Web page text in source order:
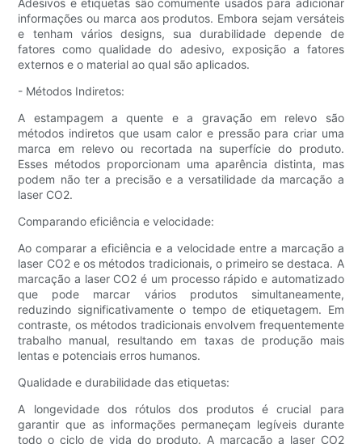
Adesivos e etiquetas são comumente usados ​​para adicionar
informações ou marca aos produtos. Embora sejam versáteis
e tenham vários designs, sua durabilidade depende de
fatores como qualidade do adesivo, exposição a fatores
externos e o material ao qual são aplicados.
- Métodos Indiretos:
A estampagem a quente e a gravação em relevo são
métodos indiretos que usam calor e pressão para criar uma
marca em relevo ou recortada na superfície do produto.
Esses métodos proporcionam uma aparência distinta, mas
podem não ter a precisão e a versatilidade da marcação a
laser CO2.
Comparando eficiência e velocidade:
Ao comparar a eficiência e a velocidade entre a marcação a
laser CO2 e os métodos tradicionais, o primeiro se destaca. A
marcação a laser CO2 é um processo rápido e automatizado
que pode marcar vários produtos simultaneamente,
reduzindo significativamente o tempo de etiquetagem. Em
contraste, os métodos tradicionais envolvem frequentemente
trabalho manual, resultando em taxas de produção mais
lentas e potenciais erros humanos.
Qualidade e durabilidade das etiquetas:
A longevidade dos rótulos dos produtos é crucial para
garantir que as informações permaneçam legíveis durante
todo o ciclo de vida do produto. A marcação a laser CO2